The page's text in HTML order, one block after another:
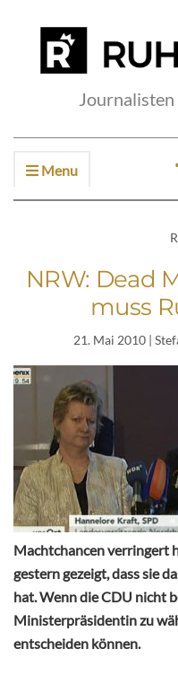
Journalisten
Menu
NRW: Dead
muss
21. Mai 2010 |
Machtchancen verringert
gestern gezeigt, dass sie
hat. Wenn die CDU nicht
Ministerpräsidentin zu
entscheiden können.